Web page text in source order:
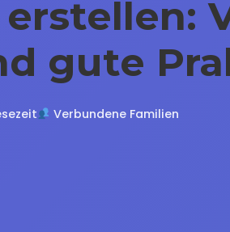
erstellen:
gute
Verbundene Familien